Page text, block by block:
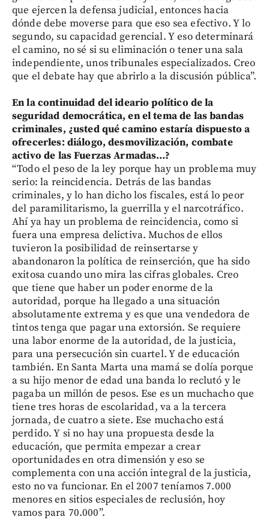
que ejercen la defensa judicial, entonces hacia
dónde debe moverse para que eso sea efectivo. Y lo
segundo, su capacidad gerencial. Y eso determinará
el camino, no sé si su eliminación o tener una sala
independiente, unos tribunales especializados. Creo
que el debate hay que abrirlo a la discusión pública”.
En la continuidad del ideario político de la
seguridad democrática, en el tema de las bandas
criminales, ¿usted qué camino estaría dispuesto a
ofrecerles: diálogo, desmovilización, combate
activo de las Fuerzas Armadas…?
“Todo el peso de la ley porque hay un problema muy
serio: la reincidencia. Detrás de las bandas
criminales, y lo han dicho los fiscales, está lo peor
del paramilitarismo, la guerrilla y el narcotráfico.
Ahí ya hay un problema de reincidencia, como si
fuera una empresa delictiva. Muchos de ellos
tuvieron la posibilidad de reinsertarse y
abandonaron la política de reinserción, que ha sido
exitosa cuando uno mira las cifras globales. Creo
que tiene que haber un poder enorme de la
autoridad, porque ha llegado a una situación
absolutamente extrema y es que una vendedora de
tintos tenga que pagar una extorsión. Se requiere
una labor enorme de la autoridad, de la justicia,
para una persecución sin cuartel. Y de educación
también. En Santa Marta una mamá se dolía porque
a su hijo menor de edad una banda lo reclutó y le
pagaba un millón de pesos. Ese es un muchacho que
tiene tres horas de escolaridad, va a la tercera
jornada, de cuatro a siete. Ese muchacho está
perdido. Y si no hay una propuesta desde la
educación, que permita empezar a crear
oportunidades en otra dimensión y eso se
complementa con una acción integral de la justicia,
esto no va funcionar. En el 2007 teníamos 7.000
menores en sitios especiales de reclusión, hoy
vamos para 70.000”.